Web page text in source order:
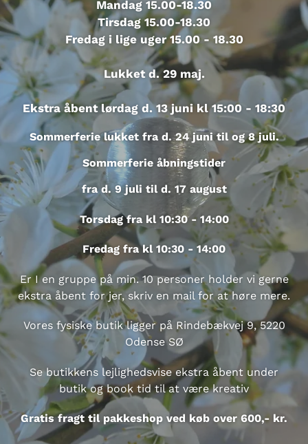
Mandag 15.00-18.30
Tirsdag 15.00-18.30
Fredag i lige uger 15.00 - 18.30
Lukket d. 29 maj.
Ekstra åbent lørdag d. 13 juni kl 15:00 - 18:30
Sommerferie lukket fra d. 24 juni til og 8 juli.
Sommerferie åbningstider
fra d. 9 juli til d. 17 august
Torsdag fra kl 10:30 - 14:00
Fredag fra kl 10:30 - 14:00
Er I en gruppe på min. 10 personer holder vi gerne
ekstra åbent for jer, skriv en mail for at høre mere.
Vores fysiske butik ligger på Rindebækvej 9, 5220
Odense SØ
Se butikkens lejlighedsvise ekstra åbent under
butik og book tid til at være kreativ
Gratis fragt til pakkeshop ved køb over 600,- kr.